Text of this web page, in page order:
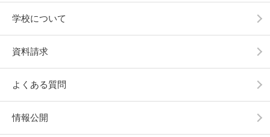
学校について
資料請求
よくある質問
情報公開